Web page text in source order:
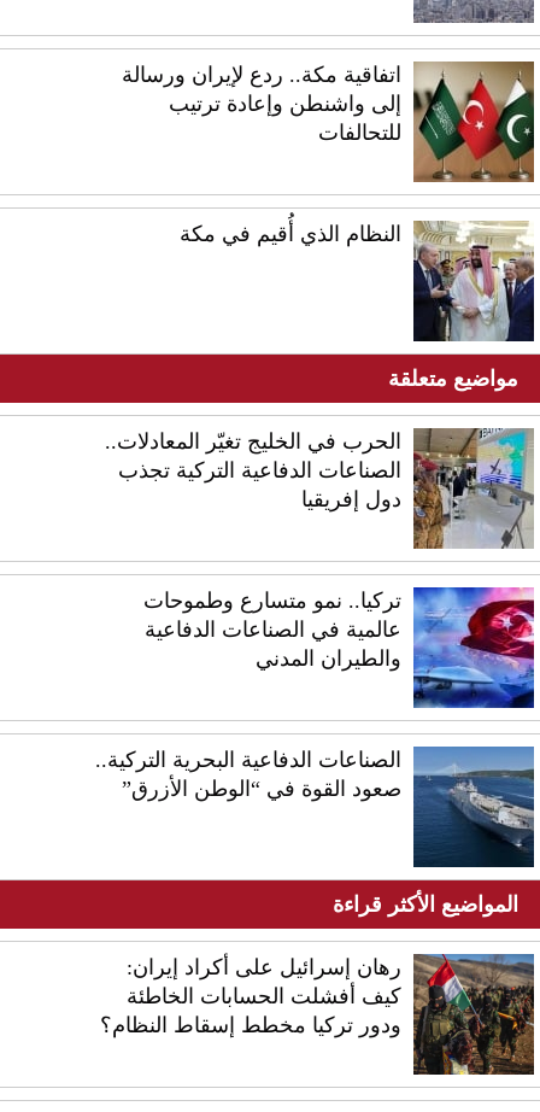
اتفاقية مكة.. ردع لإيران ورسالة
إلى واشنطن وإعادة ترتيب
للتحالفات
النظام الذي أُقيم في مكة
مواضيع متعلقة
الحرب في الخليج تغيّر المعادلات..
الصناعات الدفاعية التركية تجذب
دول إفريقيا
تركيا.. نمو متسارع وطموحات
عالمية في الصناعات الدفاعية
والطيران المدني
الصناعات الدفاعية البحرية التركية..
صعود القوة في “الوطن الأزرق”
المواضيع الأكثر قراءة
رهان إسرائيل على أكراد إيران:
كيف أفشلت الحسابات الخاطئة
ودور تركيا مخطط إسقاط النظام؟